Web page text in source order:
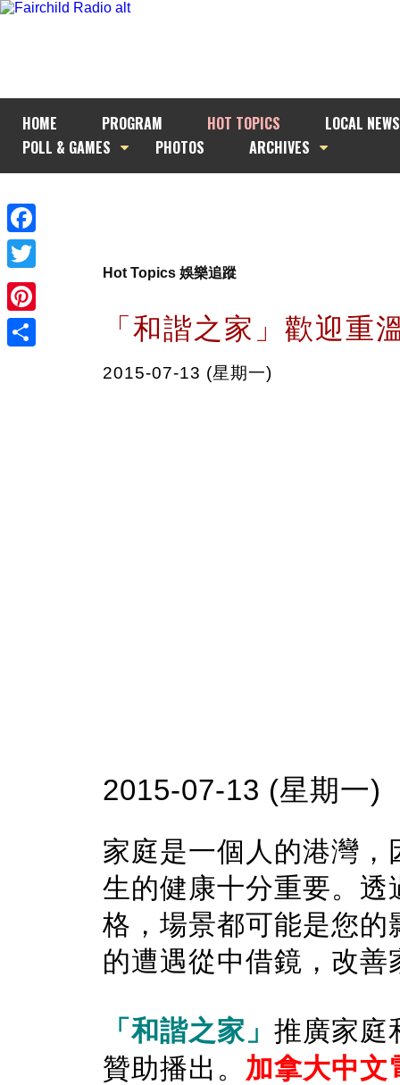
HOME PROGRAM HOT TOPICS
LOCAL NEWS
POLL & GAMES
PHOTOS ARCHIVES
Facebook
Twitter
Pinterest
Hot Topics 娛樂追蹤
「和諧之家」歡迎重
2015-07-13 (星期一)
2015-07-13 (星期一)
家庭是一個人的港灣
生的健康十分重要。
格，場景都可能是您
的遭遇從中借鏡，改
「和諧之家」 推廣家庭
贊助播出。 加拿大中文